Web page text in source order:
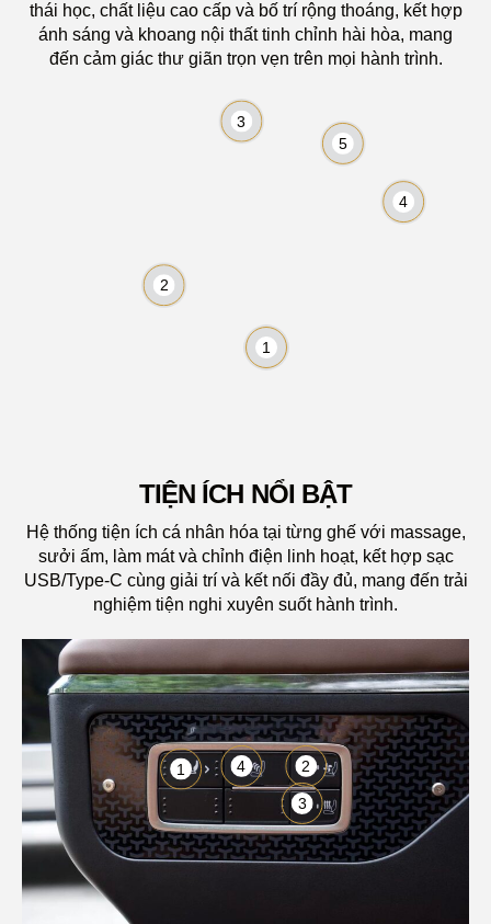
thái học, chất liệu cao cấp và bố trí rộng thoáng, kết hợp
ánh sáng và khoang nội thất tinh chỉnh hài hòa, mang
đến cảm giác thư giãn trọn vẹn trên mọi hành trình.
1
2
3
4
5
TIỆN ÍCH NỔI BẬT
Hệ thống tiện ích cá nhân hóa tại từng ghế với massage,
sưởi ấm, làm mát và chỉnh điện linh hoạt, kết hợp sạc
USB/Type-C cùng giải trí và kết nối đầy đủ, mang đến trải
nghiệm tiện nghi xuyên suốt hành trình.
1 2
3
4